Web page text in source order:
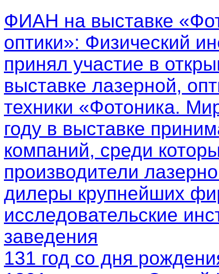
ФИАН на выставке
оптики»: Физический
принял участие в
выставке лазерной,
техники «Фотоника.
году в выставке
компаний, среди
производители
дилеры крупнейших
исследовательские
заведения
131 год со дня